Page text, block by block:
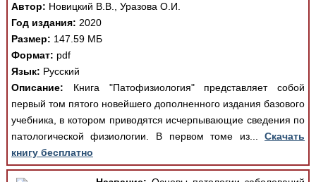
Автор: Новицкий В.В., Уразова О.И.
Год издания: 2020
Размер: 147.59 МБ
Формат: pdf
Язык: Русский
Описание: Книга "Патофизиология" представляет собой
первый том пятого новейшего дополненного издания базового
учебника, в котором приводятся исчерпывающие сведения по
патологической физиологии. В первом томе из...Скачать
книгу бесплатно